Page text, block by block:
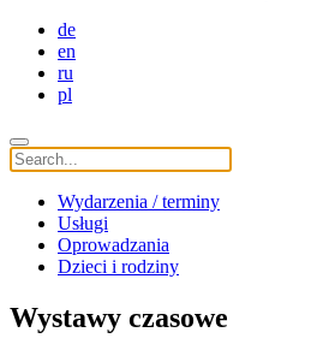
de
en
ru
pl
Wydarzenia / terminy
Usługi
Oprowadzania
Dzieci i rodziny
Wystawy czasowe